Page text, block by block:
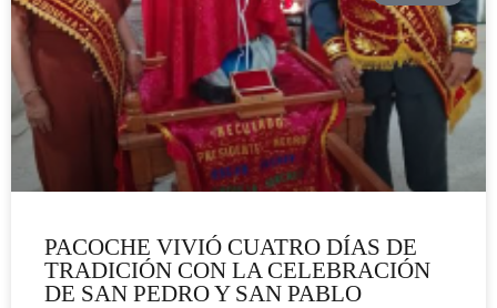
PACOCHE VIVIÓ CUATRO DÍAS DE
TRADICIÓN CON LA CELEBRACIÓN
DE SAN PEDRO Y SAN PABLO